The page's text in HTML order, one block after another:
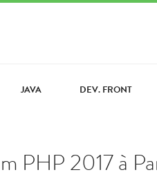
JAVA DEV. FRONT
PHP 2017 à